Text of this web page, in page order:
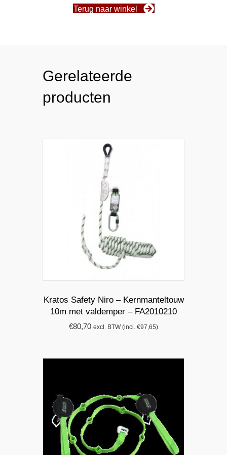
Terug naar winkel
Gerelateerde
producten
Kratos Safety Niro – Kernmanteltouw
10m met valdemper – FA2010210
€80,70 excl. BTW (incl. €97,65)